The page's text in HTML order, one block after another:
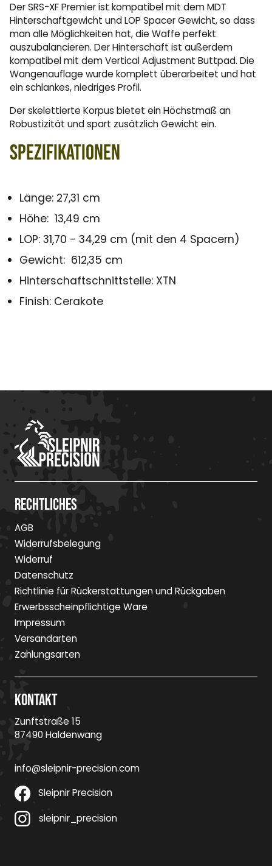
Der SRS-XF Premier ist kompatibel mit dem MDT
Hinterschaftgewicht und LOP Spacer Gewicht, so dass
man alle Möglichkeiten hat, die Waffe perfekt
auszubalancieren. Der Hinterschaft ist außerdem
kompatibel mit dem Vertical Adjustment Buttpad. Die
Wangenauflage wurde komplett überarbeitet und hat
ein schlankes, niedriges Profil.
Der skelettierte Korpus bietet ein Höchstmaß an
Robustizität und spart zusätzlich Gewicht ein.
Spezifikationen
Länge: 27,31 cm
Höhe: 13,49 cm
LOP: 31,70 - 34,29 cm (mit den 4 Spacern)
Gewicht: 612,35 cm
Hinterschaftschnittstelle: XTN
Finish: Cerakote
Rechtliches
AGB
Widerrufsbelegung
Widerruf
Datenschutz
Richtlinie für Rückerstattungen und Rückgaben
Erwerbsscheinpflichtige Ware
Impressum
Versandarten
Zahlungsarten
Kontakt
Zunftstraße 15
87490 Haldenwang
info@sleipnir-precision.com
Sleipnir Precision
sleipnir_precision